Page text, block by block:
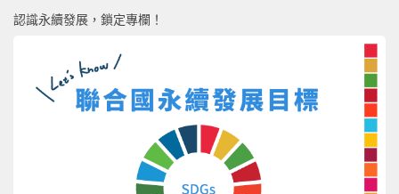
認識永續發展，鎖定專欄！